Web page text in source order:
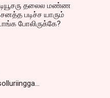
தலைல மண்ண
படிச்ச யாரும்
போலிருக்கே?